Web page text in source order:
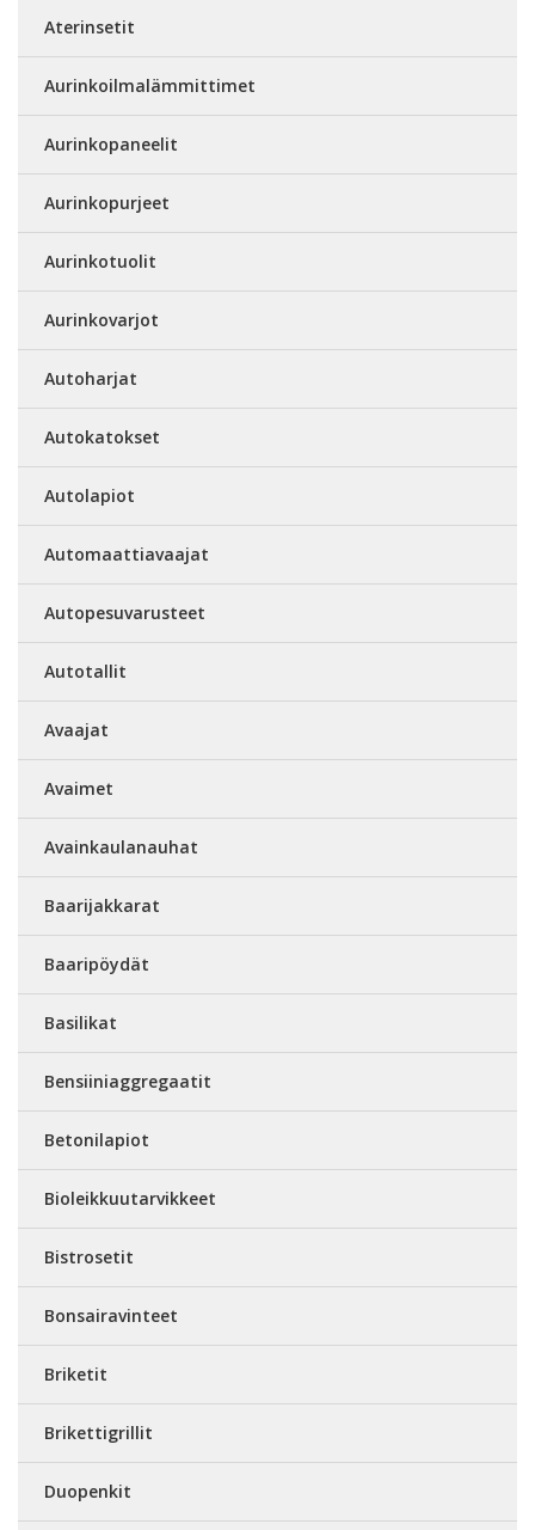
Aterinsetit
Aurinkoilmalämmittimet
Aurinkopaneelit
Aurinkopurjeet
Aurinkotuolit
Aurinkovarjot
Autoharjat
Autokatokset
Autolapiot
Automaattiavaajat
Autopesuvarusteet
Autotallit
Avaajat
Avaimet
Avainkaulanauhat
Baarijakkarat
Baaripöydät
Basilikat
Bensiiniaggregaatit
Betonilapiot
Bioleikkuutarvikkeet
Bistrosetit
Bonsairavinteet
Briketit
Brikettigrillit
Duopenkit